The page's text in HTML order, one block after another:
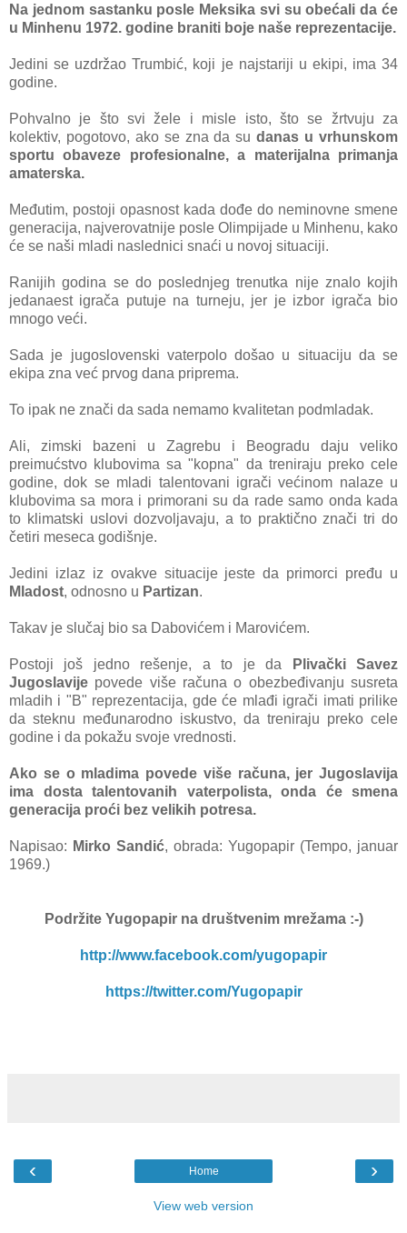
Na jednom sastanku posle Meksika svi su obećali da će
u Minhenu 1972. godine braniti boje naše reprezentacije.
Jedini se uzdržao Trumbić, koji je najstariji u ekipi, ima 34
godine.
Pohvalno je što svi žele i misle isto, što se žrtvuju za
kolektiv, pogotovo, ako se zna da sudanas u vrhunskom
sportu obaveze profesionalne, a materijalna primanja
amaterska.
Međutim, postoji opasnost kada dođe do neminovne smene
generacija, najverovatnije posle Olimpijade u Minhenu, kako
će se naši mladi naslednici snaći u novoj situaciji.
Ranijih godina se do poslednjeg trenutka nije znalo kojih
jedanaest igrača putuje na turneju, jer je izbor igrača bio
mnogo veći.
Sada je jugoslovenski vaterpolo došao u situaciju da se
ekipa zna već prvog dana priprema.
To ipak ne znači da sada nemamo kvalitetan podmladak.
Ali, zimski bazeni u Zagrebu i Beogradu daju veliko
preimućstvo klubovima sa "kopna" da treniraju preko cele
godine, dok se mladi talentovani igrači većinom nalaze u
klubovima sa mora i primorani su da rade samo onda kada
to klimatski uslovi dozvoljavaju, a to praktično znači tri do
četiri meseca godišnje.
Jedini izlaz iz ovakve situacije jeste da primorci pređu u
Mladost, odnosno u Partizan.
Takav je slučaj bio sa Dabovićem i Marovićem.
Postoji još jedno rešenje, a to je da
Plivački Savez
Jugoslavije povede više računa o obezbeđivanju susreta
mladih i "B" reprezentacija, gde će mlađi igrači imati prilike
da steknu međunarodno iskustvo, da treniraju preko cele
godine i da pokažu svoje vrednosti.
Ako se o mladima povede više računa, jer Jugoslavija
ima dosta talentovanih vaterpolista, onda će smena
generacija proći bez velikih potresa.
Napisao: Mirko Sandić, obrada: Yugopapir (Tempo, januar
1969.)
Podržite Yugopapirna društvenim mrežama :-)
http://www.facebook.com/yugopapir
https://twitter.com/Yugopapir
‹ ›
Home
View web version